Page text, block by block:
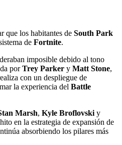
que los habitantes de South Park
de Fortnite.
imposible debido al tono
porTrey Parker y Matt Stone,
con un despliegue de
la experiencia del Battle
Marsh, Kyle Broflovski y
en la estrategia de expansión de
absorbiendo los pilares más